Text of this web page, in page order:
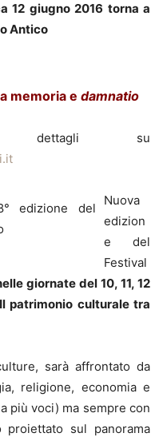
12 giugno 2016 torna a
Antico
memoria e damnatio
dettagli su
Nuova
edizion
e del
Festival
giornate del 10, 11, 12
patrimonio culturale tra
sarà affrontato da
religione, economia e
più voci) ma sempre con
sul panorama